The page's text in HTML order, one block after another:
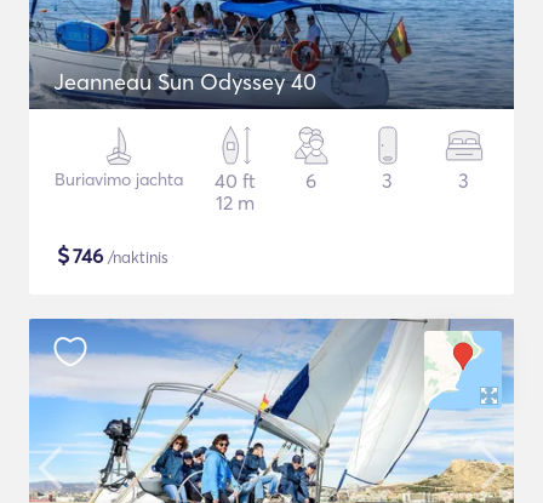
Jeanneau Sun Odyssey 40
Buriavimo jachta
40 ft
12 m
6 3 3
$746 /naktinis